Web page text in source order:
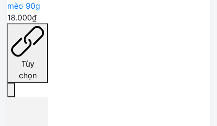
mèo 90g
18.000₫
Tùy
chọn